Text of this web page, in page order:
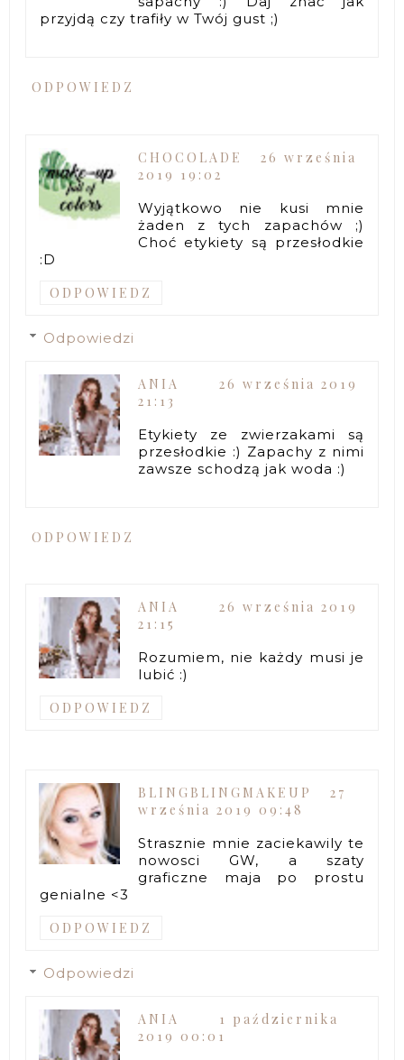
przyjdą czy trafiły w Twój gust ;)
ODPOWIEDZ
CHOCOLADE
26 września
2019 19:02
Wyjątkowo nie kusi mnie
żaden z tych zapachów ;)
Choć etykiety są przesłodkie
:D
ODPOWIEDZ
Odpowiedzi
ANIA
26 września 2019
21:13
Etykiety ze zwierzakami są
przesłodkie :) Zapachy z nimi
zawsze schodzą jak woda :)
ODPOWIEDZ
ANIA
26 września 2019
21:15
Rozumiem, nie każdy musi je
lubić :)
ODPOWIEDZ
BLINGBLINGMAKEUP
27
września 2019 09:48
Strasznie mnie zaciekawily te
nowosci GW, a szaty
graficzne maja po prostu
genialne <3
ODPOWIEDZ
Odpowiedzi
ANIA
1 października
2019 00:01